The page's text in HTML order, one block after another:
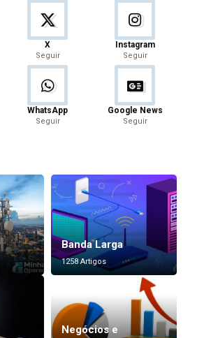
X
Seguir
Instagram
Seguir
WhatsApp
Seguir
Google News
Seguir
Banda Larga
1258 Artigos
Negócios e